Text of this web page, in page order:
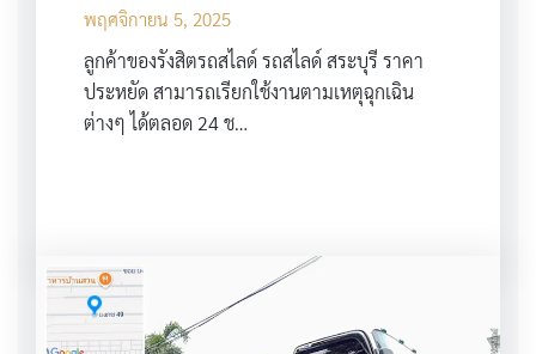
พฤศจิกายน 5, 2025
ลูกค้าของรังสิตรถสไลด์ รถสไลด์ สระบุรี ราคา
ประหยัด สามารถเรียกใช้งานตามเหตุฉุกเฉิน
ต่างๆ ได้ตลอด 24 ช…